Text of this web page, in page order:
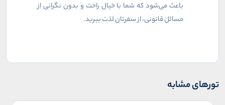
باعث می‌شود که شما با خیال راحت و بدون نگرانی از
مسائل قانونی، از سفرتان لذت ببرید.
تورهای مشابه